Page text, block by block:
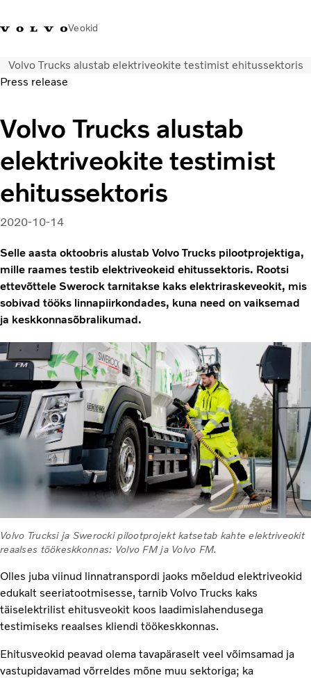
Veokid
+372 671
8360
Volvo Action
Volvo Merchandise
SisselogimineEesti
Transpordilahendused
Teenused
KONTAKTID & ESINDUSED
Uudised
Meist
Volvo Trucks alustab elektriveokite testimist ehitussektoris
Press release
Volvo Trucks alustab
elektriveokite testimist
ehitussektoris
2020-10-14
Selle aasta oktoobris alustab Volvo Trucks pilootprojektiga,
mille raames testib elektriveokeid ehitussektoris. Rootsi
ettevõttele Swerock tarnitakse kaks elektriraskeveokit, mis
sobivad tööks linnapiirkondades, kuna need on vaiksemad
ja keskkonnasõbralikumad.
Volvo Trucksi ja Swerocki pilootprojekt katsetab kahte elektriveokit
reaalses töökeskkonnas: Volvo FM ja Volvo FM.
Olles juba viinud linnatranspordi jaoks mõeldud elektriveokid
edukalt seeriatootmisesse, tarnib Volvo Trucks kaks
täiselektrilist ehitusveokit koos laadimislahendusega
testimiseks reaalses kliendi töökeskkonnas.
Ehitusveokid peavad olema tavapäraselt veel võimsamad ja
vastupidavamad võrreldes mõne muu sektoriga; ka